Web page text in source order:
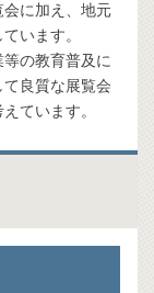
に加え、地元
います。
の教育普及に
良質な展覧会
ています。